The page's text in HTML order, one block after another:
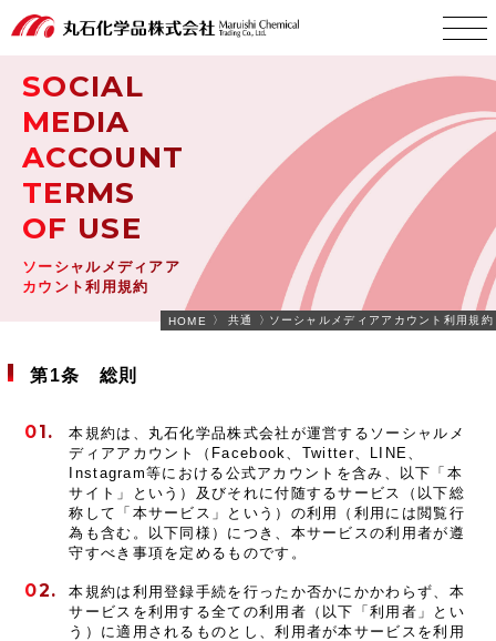
SOCIAL
MEDIA
ACCOUNT
TERMS
OF USE
ソーシャルメディアア
カウント利用規約
HOME 共通 ソーシャルメディアアカウント利用規約
第1条 総則
本規約は、丸石化学品株式会社が運営するソーシャルメ
ディアアカウント（Facebook、Twitter、LINE、
Instagram等における公式アカウントを含み、以下「本
サイト」という）及びそれに付随するサービス（以下総
称して「本サービス」という）の利用（利用には閲覧行
為も含む。以下同様）につき、本サービスの利用者が遵
守すべき事項を定めるものです。
本規約は利用登録手続を行ったか否かにかかわらず、本
サービスを利用する全ての利用者（以下「利用者」とい
う）に適用されるものとし、利用者が本サービスを利用